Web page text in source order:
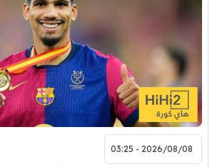
2026/08/08 - 03:25